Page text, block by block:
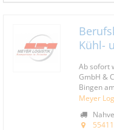
Kühl-
Ab sofort
GmbH &
Bingen
Meyer